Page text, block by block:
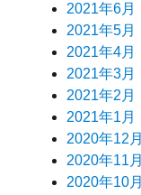
2021年6月
2021年5月
2021年4月
2021年3月
2021年2月
2021年1月
2020年12月
2020年11月
2020年10月